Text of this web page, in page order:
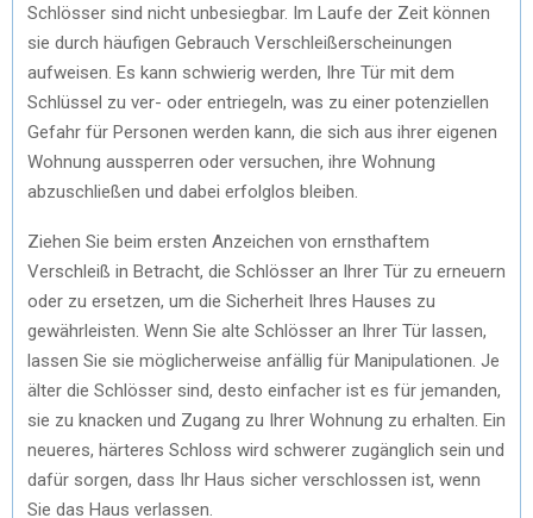
Schlösser sind nicht unbesiegbar. Im Laufe der Zeit können
sie durch häufigen Gebrauch Verschleißerscheinungen
aufweisen. Es kann schwierig werden, Ihre Tür mit dem
Schlüssel zu ver- oder entriegeln, was zu einer potenziellen
Gefahr für Personen werden kann, die sich aus ihrer eigenen
Wohnung aussperren oder versuchen, ihre Wohnung
abzuschließen und dabei erfolglos bleiben.
Ziehen Sie beim ersten Anzeichen von ernsthaftem
Verschleiß in Betracht, die Schlösser an Ihrer Tür zu erneuern
oder zu ersetzen, um die Sicherheit Ihres Hauses zu
gewährleisten. Wenn Sie alte Schlösser an Ihrer Tür lassen,
lassen Sie sie möglicherweise anfällig für Manipulationen. Je
älter die Schlösser sind, desto einfacher ist es für jemanden,
sie zu knacken und Zugang zu Ihrer Wohnung zu erhalten. Ein
neueres, härteres Schloss wird schwerer zugänglich sein und
dafür sorgen, dass Ihr Haus sicher verschlossen ist, wenn
Sie das Haus verlassen.